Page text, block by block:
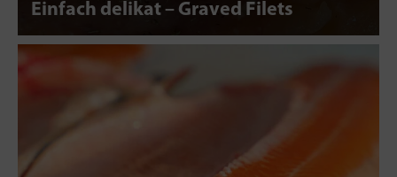
Einfach delikat – Graved Filets